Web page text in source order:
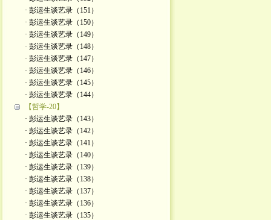
· 彭运生谈艺录（151）
· 彭运生谈艺录（150）
· 彭运生谈艺录（149）
· 彭运生谈艺录（148）
· 彭运生谈艺录（147）
· 彭运生谈艺录（146）
· 彭运生谈艺录（145）
· 彭运生谈艺录（144）
【哲学-20】
· 彭运生谈艺录（143）
· 彭运生谈艺录（142）
· 彭运生谈艺录（141）
· 彭运生谈艺录（140）
· 彭运生谈艺录（139）
· 彭运生谈艺录（138）
· 彭运生谈艺录（137）
· 彭运生谈艺录（136）
· 彭运生谈艺录（135）